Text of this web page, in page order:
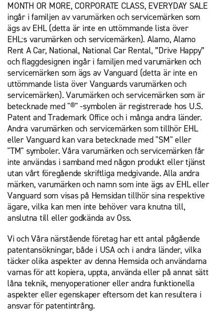
MONTH OR MORE, CORPORATE CLASS, EVERYDAY SALE
ingår i familjen av varumärken och servicemärken som
ägs av EHL (detta är inte en uttömmande lista över
EHL:s varumärken och servicemärken). Alamo, Alamo
Rent A Car, National, National Car Rental, ”Drive Happy”
och flaggdesignen ingår i familjen med varumärken och
servicemärken som ägs av Vanguard (detta är inte en
uttömmande lista över Vanguards varumärken och
servicemärken). Varumärken och servicemärken som är
betecknade med "®" -symbolen är registrerade hos U.S.
Patent and Trademark Office och i många andra länder.
Andra varumärken och servicemärken som tillhör EHL
eller Vanguard kan vara betecknade med "SM" eller
"TM" symboler. Våra varumärken och servicemärken får
inte användas i samband med någon produkt eller tjänst
utan vårt föregående skriftliga medgivande. Alla andra
märken, varumärken och namn som inte ägs av EHL eller
Vanguard som visas på Hemsidan tillhör sina respektive
ägare, vilka kan men inte behöver vara knutna till,
anslutna till eller godkända av Oss.
Vi och Våra närstående företag har ett antal pågående
patentansökningar, både i USA och i andra länder, vilka
täcker olika aspekter av denna Hemsida och användarna
varnas för att kopiera, uppta, använda eller på annat sätt
låna teknik, menyoperationer eller andra funktionella
aspekter eller egenskaper eftersom det kan resultera i
ansvar för patentintrång.